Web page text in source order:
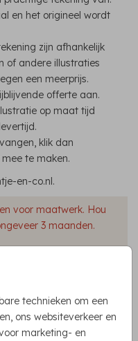
technieken om een
ons websiteverkeer en
marketing- en
en het origineel wordt
zijn afhankelijk
of andere illustraties
een meerprijs.
offerte aan.
op maat tijd
klik dan
te maken.
en-co.nl.
voor maatwerk. Hou
3 maanden.